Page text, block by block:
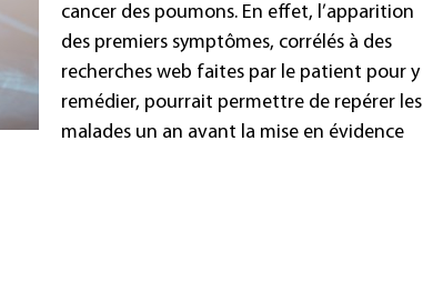
cancer des poumons. En effet, l’apparition
des premiers symptômes, corrélés à des
recherches web faites par le patient pour y
remédier, pourrait permettre de repérer les
malades un an avant la mise en évidence